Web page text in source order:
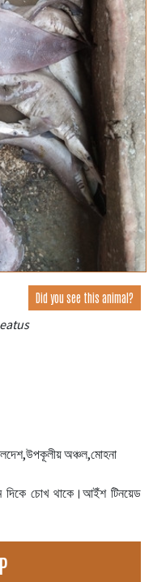
Did you see this animal?
অঞ্চল,মোহনা
দিকে চোখ থাকে।আইঁশ টিনয়েড